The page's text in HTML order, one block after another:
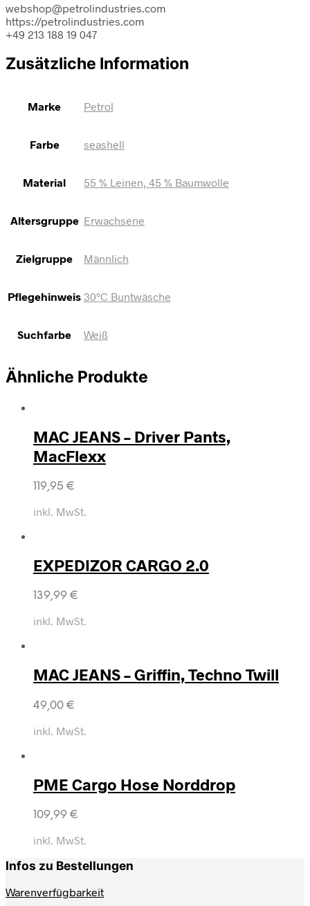
webshop@petrolindustries.com
https://petrolindustries.com
+49 213 188 19 047
Zusätzliche Information
Marke Petrol
Farbe seashell
Material 55 % Leinen, 45 % Baumwolle
Altersgruppe Erwachsene
Zielgruppe Männlich
Pflegehinweis 30°C Buntwäsche
Suchfarbe Weiß
Ähnliche Produkte
MAC JEANS – Driver Pants,
MacFlexx
119,95 €
inkl. MwSt.
EXPEDIZOR CARGO 2.0
139,99 €
inkl. MwSt.
MAC JEANS – Griffin, Techno Twill
49,00 €
inkl. MwSt.
PME Cargo Hose Norddrop
109,99 €
inkl. MwSt.
Infos zu Bestellungen
Warenverfügbarkeit